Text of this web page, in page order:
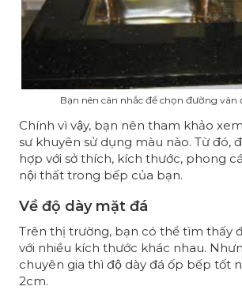
Bạn nên cân nhắc để chọn đường vân
Chính vì vậy, bạn nên tham khảo
sư khuyên sử dụng màu nào. Từ đó,
hợp với sở thích, kích thước, phong
nội thất trong bếp của bạn.
Về độ dày mặt đá
Trên thị trường, bạn có thể tìm thấy
với nhiều kích thước khác nhau.
chuyên gia thì độ dày đá ốp bếp tốt
2cm.